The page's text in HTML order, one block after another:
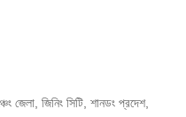
জেলা, জিনিং সিটি, শানডং প্রদেশ,